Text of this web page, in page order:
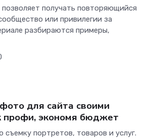
получать повторяющийся
или привилегии за
разбираются примеры,
для сайта своими
профи, экономя бюджет
портретов, товаров и услуг.